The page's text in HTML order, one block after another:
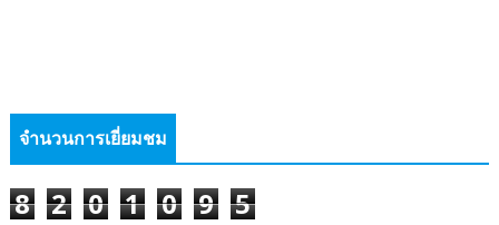
จำนวนการเยี่ยมชม
8 2 0 1 0 9 5